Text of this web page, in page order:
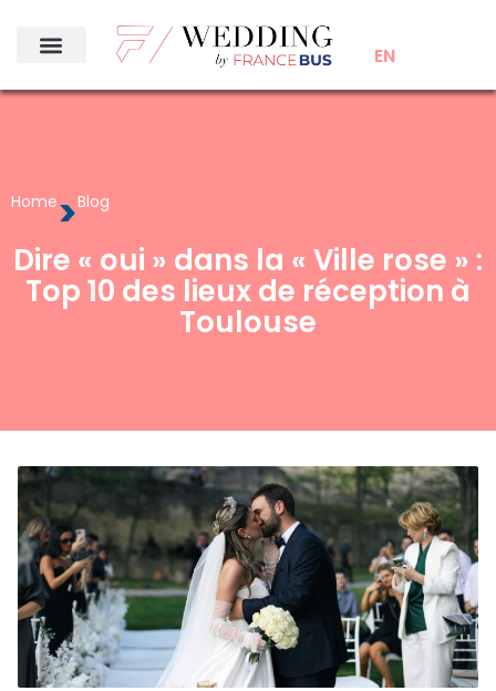
EN
Home>Blog
Dire « oui » dans la « Ville rose » :
Top 10 des lieux de réception à
Toulouse